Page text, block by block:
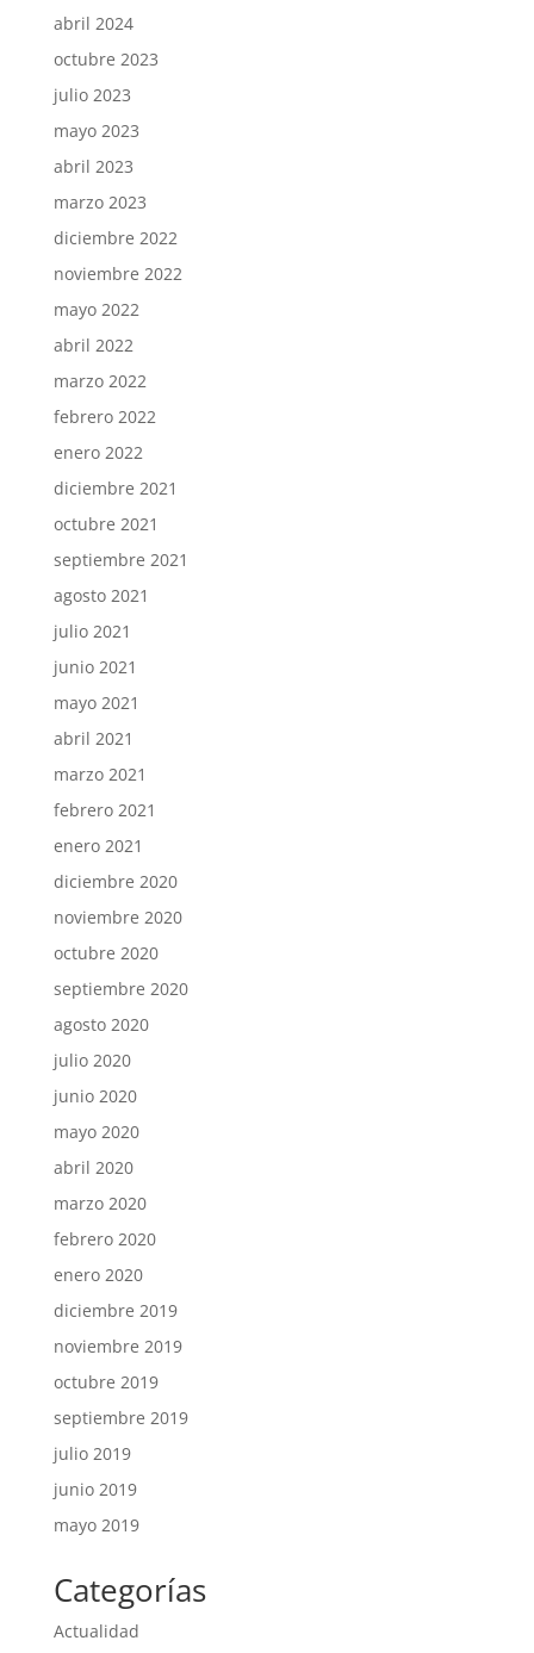
abril 2024
octubre 2023
julio 2023
mayo 2023
abril 2023
marzo 2023
diciembre 2022
noviembre 2022
mayo 2022
abril 2022
marzo 2022
febrero 2022
enero 2022
diciembre 2021
octubre 2021
septiembre 2021
agosto 2021
julio 2021
junio 2021
mayo 2021
abril 2021
marzo 2021
febrero 2021
enero 2021
diciembre 2020
noviembre 2020
octubre 2020
septiembre 2020
agosto 2020
julio 2020
junio 2020
mayo 2020
abril 2020
marzo 2020
febrero 2020
enero 2020
diciembre 2019
noviembre 2019
octubre 2019
septiembre 2019
julio 2019
junio 2019
mayo 2019
Categorías
Actualidad